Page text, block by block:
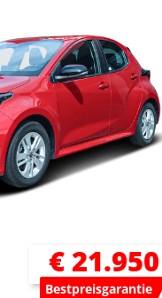
€ 21.950
Bestpreisgarantie